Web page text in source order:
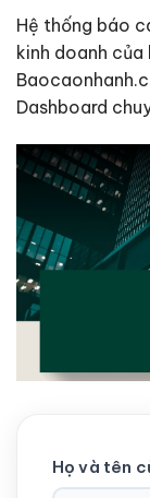
Hệ thống báo
kinh doanh của
Dashboard
Họ và tên